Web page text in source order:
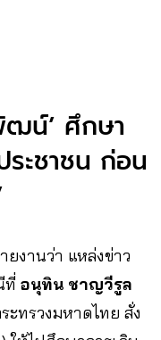
ฒน์’ ศึกษา
ระชาชน ก่อน
ยงานว่า แหล่งข่าว
ที่ อนุทิน ชาญวีรูล
ะทรวงมหาดไทย สั่ง